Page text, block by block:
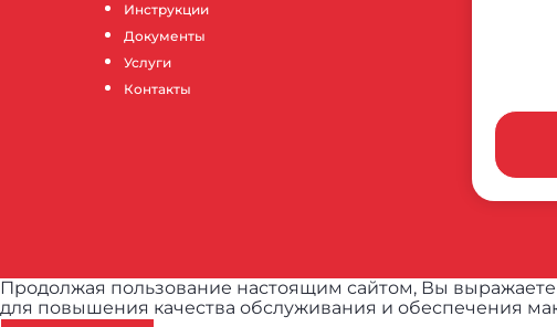
Инструкции
Документы
Услуги
Контакты
Продолжая пользование настоящим сайтом, Вы
для повышения качества обслуживания и обеспечения